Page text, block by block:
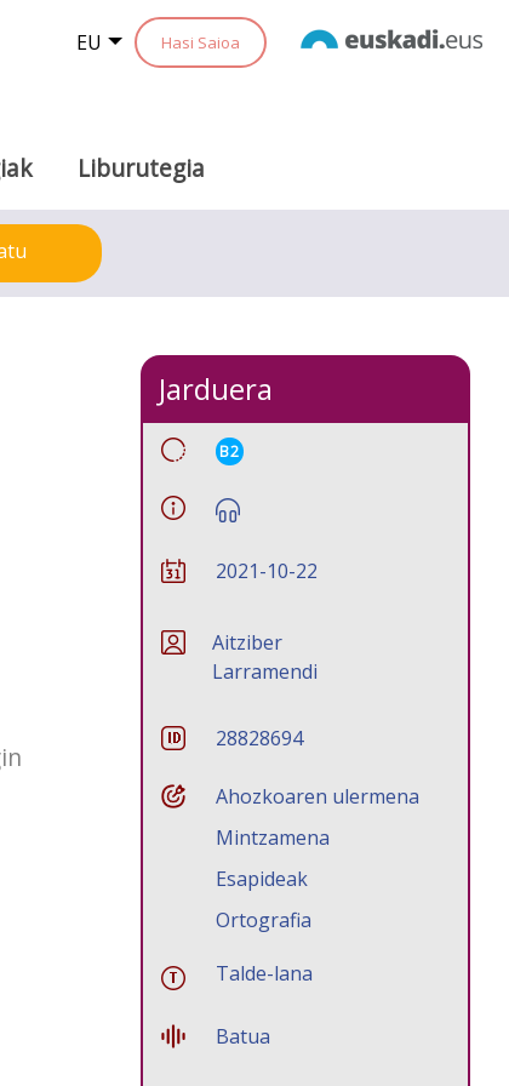
EU Hasi Saioa
Liburutegia
Jarduera
B2
2021-10-22
Aitziber
Larramendi
28828694
Ahozkoaren ulermena
Mintzamena
Esapideak
Ortografia
Talde-lana
Batua